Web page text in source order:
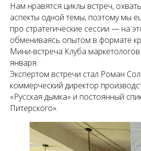
Нам нравятся циклы встреч,
аспекты одной темы, поэтому мы
про стратегические сессии — на
обмениваясь опытом в формате
Мини-встреча Клуба
января.
Экспертом встречи стал Роман
коммерческий директор
«Русская дымка» и постоянный
Питерского».